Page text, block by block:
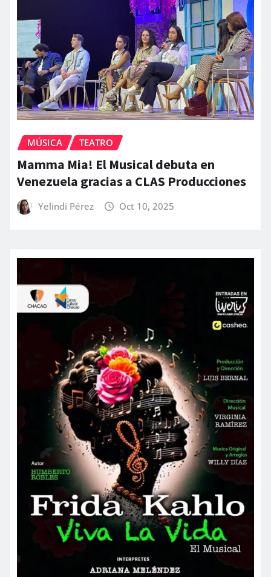
MÚSICA TEATRO
Mamma Mia! El Musical debuta en
Venezuela gracias a CLAS Producciones
Yelindi Pérez Oct 10, 2025